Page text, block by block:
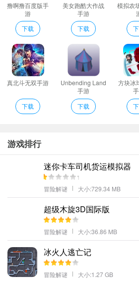
励。
4、他们分别是：皇陵迷阵瘟疫地牢虎穴山
5、玩家可以根据自己的喜好选择不同的
6、特色的技能组合轻松的秒杀对手就是这
7、西域风云是由游艺春秋自主研发的一
西域风云九游版游戏规则
职业描述：在战斗中每一次出手都是生
阴暗冰冷但他们对帝国的忠诚对世人的怜
常人。
除了身份模式外战盟也是游戏中不可或缺的
职业特征：彪悍勇猛迅捷凶悍可攻可守长
【四大职业相生相克】特效写实酷炫场
西域风云九游版介绍
战盟要塞战争夺开启时间：每周四周日:：
有不少玩家都十分好奇看起来炫酷的变
呢？小编现在就为大家带来《西域风云》
密爆料！
加入西域风云谱写古丝绸之路上的全新传说
在游戏中你可以结识到很多志同道合的朋
撸啊撸百度版手
游
下载
美女跑酷大作战
手游
下载
模拟农
真北斗无双手游
下载
Unbending Land
手游
下载
方块冰
游戏排行
迷你卡车司机货运模拟器
冒险解谜 大小:729.34 MB
超级木旋3D国际版
冒险解谜 大小:36.86 MB
冰火人逃亡记
冒险解谜 大小:1.27 GB